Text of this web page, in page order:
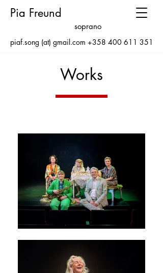
Pia Freund
soprano
piaf.song (at) gmail.com +358 400 611 351
Works